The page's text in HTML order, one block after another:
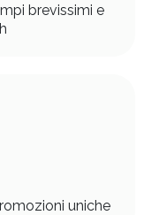
brevissimi e
uniche